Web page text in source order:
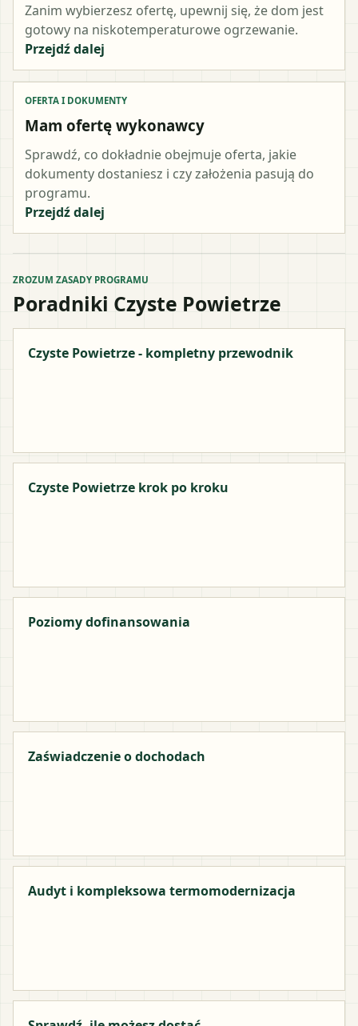
Zanim wybierzesz ofertę, upewnij się, że dom jest
gotowy na niskotemperaturowe ogrzewanie.
Przejdź dalej
OFERTA I DOKUMENTY
Mam ofertę wykonawcy
Sprawdź, co dokładnie obejmuje oferta, jakie
dokumenty dostaniesz i czy założenia pasują do
programu.
Przejdź dalej
ZROZUM ZASADY PROGRAMU
Poradniki Czyste Powietrze
Czyste Powietrze - kompletny przewodnik
Czyste Powietrze krok po kroku
Poziomy dofinansowania
Zaświadczenie o dochodach
Audyt i kompleksowa termomodernizacja